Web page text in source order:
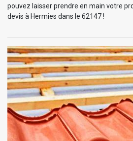
pouvez laisser prendre en main votre
devis à Hermies dans le 62147 !